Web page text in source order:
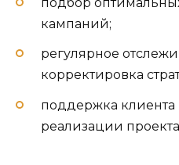
кампаний;
регулярное
корректировка
поддержка клиента
реализации